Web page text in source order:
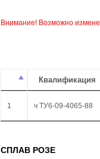
Внимание! Возможно
Квалификация
1 ч ТУ6-09-4065-88
СПЛАВ РОЗЕ